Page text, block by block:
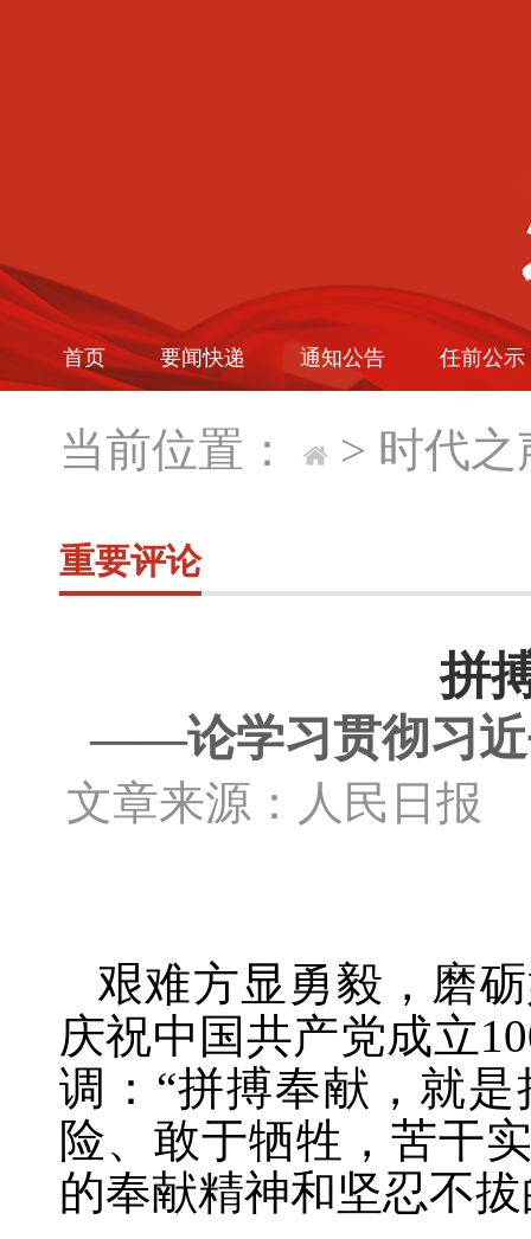
首页 要闻快递 通知公告 任前公示
当前位置： > 时代之
重要评论
拼
——论学习贯彻习近
文章来源：人民日
艰难方显勇毅，磨
庆祝中国共产党成立
调：“拼搏奉献，就
险、敢于牺牲，苦干
的奉献精神和坚忍不